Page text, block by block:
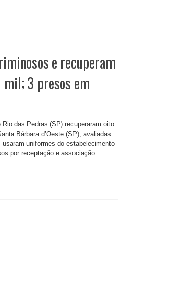
e recuperam
3 presos em
das Pedras (SP) recuperaram oito
Bárbara d’Oeste (SP), avaliadas
uniformes do estabelecimento
por receptação e associação